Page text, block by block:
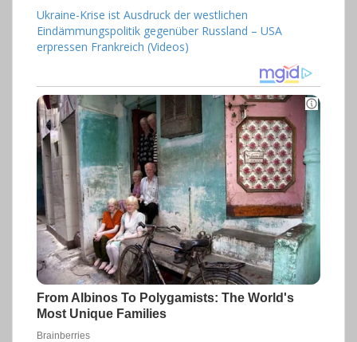
Ukraine-Krise ist Ausdruck der westlichen
Eindämmungspolitik gegenüber Russland – USA
erpressen Frankreich (Videos)